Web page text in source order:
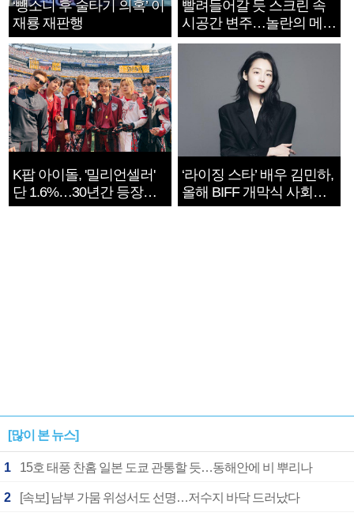
‘뺑소니 후 술타기 의혹’ 이
재룡 재판행
빨려들어갈 듯 스크린 속
시공간 변주…놀란의 메시
지는 ‘전쟁 속죄’
K팝 아이돌, '밀리언셀러'
단 1.6%…30년간 등장
1182개팀 전수조사
‘라이징 스타’ 배우 김민하,
올해 BIFF 개막식 사회자
확정
[많이 본 뉴스]
1 15호 태풍 찬홈 일본 도쿄 관통할 듯…동해안에 비 뿌리나
2 [속보] 남부 가뭄 위성서도 선명…저수지 바닥 드러났다